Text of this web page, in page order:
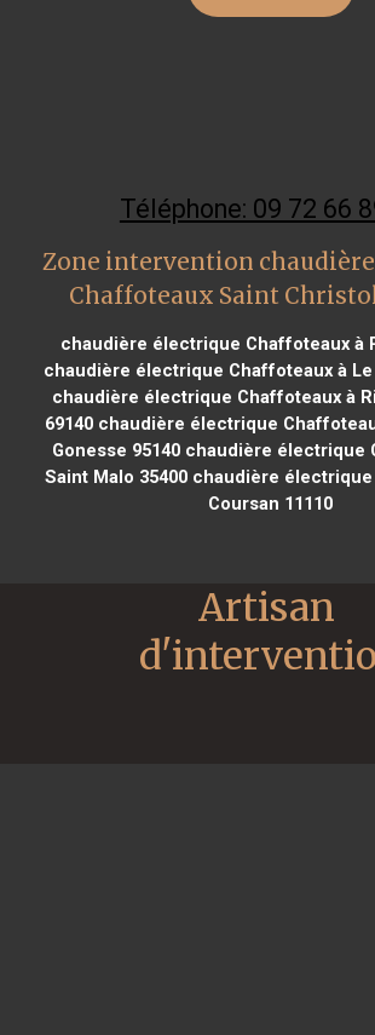
Téléphone: 09 72 66
Zone intervention
Chaffoteaux Saint
chaudière électrique Chaffoteaux à
chaudière électrique Chaffoteaux à Le
chaudière électrique Chaffoteaux à
69140chaudière électrique
Gonesse 95140 chaudière électrique
Saint Malo 35400 chaudière électrique
Coursan 11110
Artisan